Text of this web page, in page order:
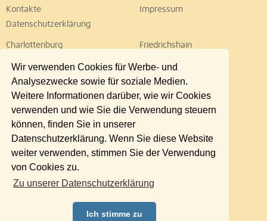
Wir verwenden Cookies für Werbe- und
Analysezwecke sowie für soziale Medien.
Weitere Informationen darüber, wie wir Cookies
verwenden und wie Sie die Verwendung steuern
können, finden Sie in unserer
Datenschutzerklärung. Wenn Sie diese Website
weiter verwenden, stimmen Sie der Verwendung
von Cookies zu.
Zu unserer Datenschutzerklärung
Ich stimme zu
Kontakte
Impressum
Datenschutzerklärung
Charlottenburg
Friedrichshain
Lichtenberg
Marzahn
Neukölln
Pankow
Reinickendorf
Schöneberg
Spandau
Steglitz
Tempelhof
Treptow
Umland Ost